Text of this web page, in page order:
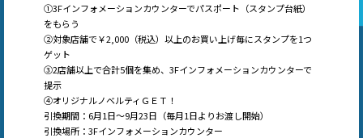
①3Fインフォメーションカウンターでパスポート（スタンプ台紙）
をもらう
②対象店舗で￥2,000（税込）以上のお買い上げ毎にスタンプを1つ
ゲット
③2店舗以上で合計5個を集め、3Fインフォメーションカウンターで
提示
④オリジナルノベルティＧＥＴ！
引換期間：6月1日～9月23日（毎月1日よりお渡し開始）
引換場所：3Fインフォメーションカウンター